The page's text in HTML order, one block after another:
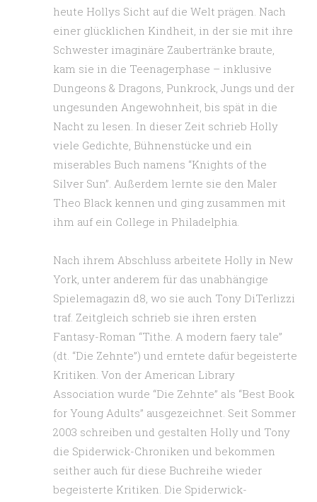
heute Hollys Sicht auf die Welt prägen. Nach
einer glücklichen Kindheit, in der sie mit ihre
Schwester imaginäre Zaubertränke braute,
kam sie in die Teenagerphase – inklusive
Dungeons & Dragons, Punkrock, Jungs und der
ungesunden Angewohnheit, bis spät in die
Nacht zu lesen. In dieser Zeit schrieb Holly
viele Gedichte, Bühnenstücke und ein
miserables Buch namens “Knights of the
Silver Sun”. Außerdem lernte sie den Maler
Theo Black kennen und ging zusammen mit
ihm auf ein College in Philadelphia.
Nach ihrem Abschluss arbeitete Holly in New
York, unter anderem für das unabhängige
Spielemagazin d8, wo sie auch Tony DiTerlizzi
traf. Zeitgleich schrieb sie ihren ersten
Fantasy-Roman “Tithe. A modern faery tale”
(dt. “Die Zehnte”) und erntete dafür begeisterte
Kritiken. Von der American Library
Association wurde “Die Zehnte” als “Best Book
for Young Adults” ausgezeichnet. Seit Sommer
2003 schreiben und gestalten Holly und Tony
die Spiderwick-Chroniken und bekommen
seither auch für diese Buchreihe wieder
begeisterte Kritiken. Die Spiderwick-